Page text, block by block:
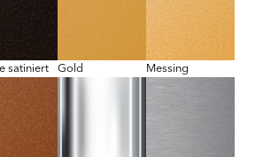
satiniert Gold Messing